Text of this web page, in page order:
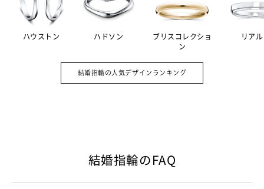
ハウストン ハドソン
ブリスコレクショ
ン
リア
結婚指輪の人気デザインランキング
結婚指輪のFAQ
証として贈る記念品。その意味を強める
ため、ダイヤモンドをあしらったデザイ
結婚式直前は忙しくなるため、結婚指輪